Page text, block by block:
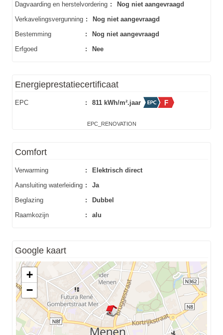
Dagvaarding en herstelvordering :
Nog niet aangevraagd
Verkavelingsvergunning :
Nog niet aangevraagd
Bestemming
:
Nog niet aangevraagd
Erfgoed
: Nee
Energieprestatiecertificaat
EPC : 811 kWh/m².jaar
EPC_RENOVATION
Comfort
Verwarming :
Elektrisch direct
Aansluiting waterleiding :
Ja
Beglazing
:
Dubbel
Raamkozijn
: alu
Google kaart
+
−